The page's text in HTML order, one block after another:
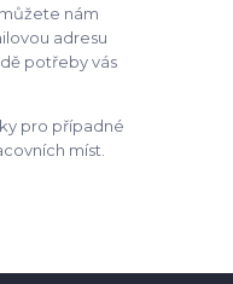
nám
adresu
potřeby vás
pro případné
míst.